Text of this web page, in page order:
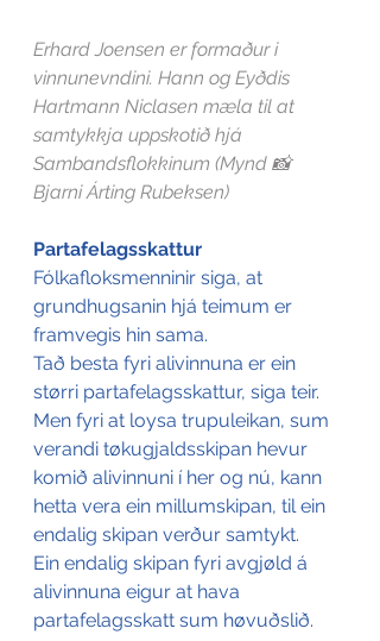
Erhard Joensen er formaður i
vinnunevndini. Hann og Eyðdis
Hartmann Niclasen mæla til at
samtykkja uppskotið hjá
Sambandsflokkinum (Mynd 📸
Bjarni Árting Rubeksen)
Partafelagsskattur
Fólkafloksmenninir siga, at
grundhugsanin hjá teimum er
framvegis hin sama.
Tað besta fyri alivinnuna er ein
størri partafelagsskattur, siga teir.
Men fyri at loysa trupuleikan, sum
verandi tøkugjaldsskipan hevur
komið alivinnuni í her og nú, kann
hetta vera ein millumskipan, til ein
endalig skipan verður samtykt.
Ein endalig skipan fyri avgjøld á
alivinnuna eigur at hava
partafelagsskatt sum høvuðslið.